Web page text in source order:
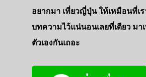
อยากมา เที่ยวญี่ปุ่น ให้เหมือนที่เร
บทความไว้แน่นอนเลยที่เดียว มา
ตัวเองกันเถอะ